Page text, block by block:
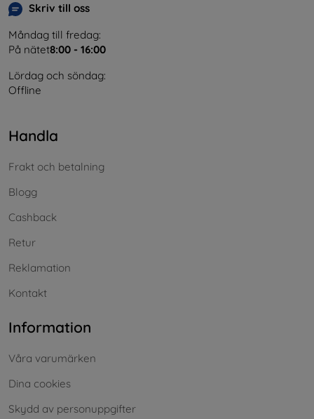
Skriv till oss
Måndag till fredag:
På nätet8:00 - 16:00
Lördag och söndag:
Offline
Handla
Frakt och betalning
Blogg
Cashback
Retur
Reklamation
Kontakt
Information
Våra varumärken
Dina cookies
Skydd av personuppgifter